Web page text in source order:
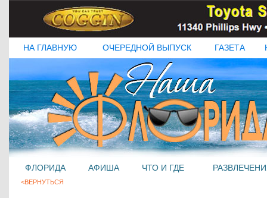
НА ГЛАВНУЮ ОЧЕРЕДНОЙ ВЫПУСК ГАЗЕТА
ФЛОРИДА АФИША ЧТО И ГДЕ
<ВЕРНУТЬСЯ